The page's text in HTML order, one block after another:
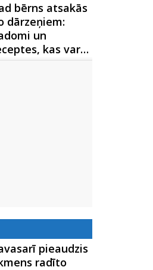
bērns atsakās
dārzeņiem:
un
kas var…
pieaudzis
radīto